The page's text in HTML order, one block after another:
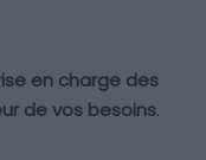
en charge des
de vos besoins.